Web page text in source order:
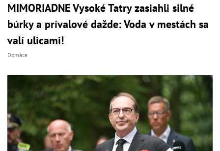
MIMORIADNE Vysoké Tatry zasiahli silné
búrky a prívalové dažde: Voda v mestách sa
valí ulicami!
Domáce